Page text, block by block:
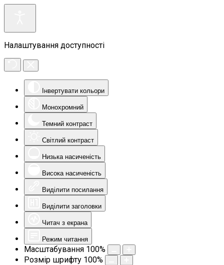
Налаштування доступності
Інвертувати кольори
Монохромний
Темний контраст
Світлий контраст
Низька насиченість
Висока насиченість
Виділити посилання
Виділити заголовки
Читач з екрана
Режим читання
Масштабування 100%
Розмір шрифту 100%